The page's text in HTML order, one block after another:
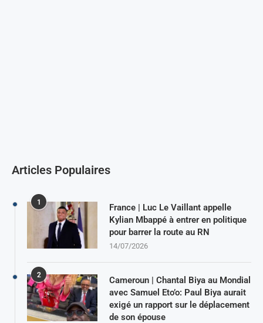
Articles Populaires
1
France | Luc Le Vaillant appelle
Kylian Mbappé à entrer en politique
pour barrer la route au RN
14/07/2026
2
Cameroun | Chantal Biya au Mondial
avec Samuel Eto’o: Paul Biya aurait
exigé un rapport sur le déplacement
de son épouse